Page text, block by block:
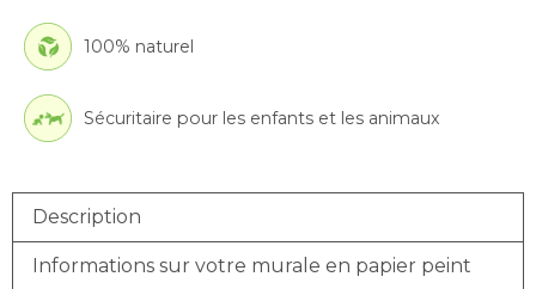
100% naturel
Sécuritaire pour les enfants et les animaux
Description
Informations sur votre murale en papier peint